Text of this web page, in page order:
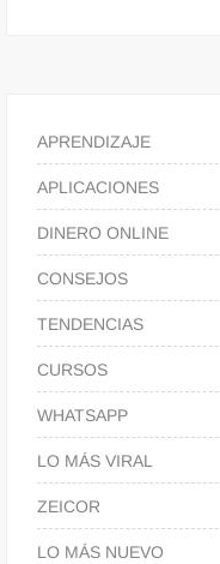
APRENDIZAJE
APLICACIONES
DINERO ONLINE
CONSEJOS
TENDENCIAS
CURSOS
WHATSAPP
LO MÁS VIRAL
ZEICOR
LO MÁS NUEVO